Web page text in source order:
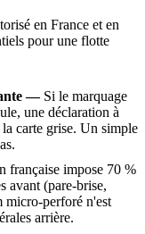
en France et en
pour une flotte
— Si le marquage
une déclaration à
carte grise. Un simple
française impose 70 %
avant (pare-brise,
micro-perforé n'est
arrière.